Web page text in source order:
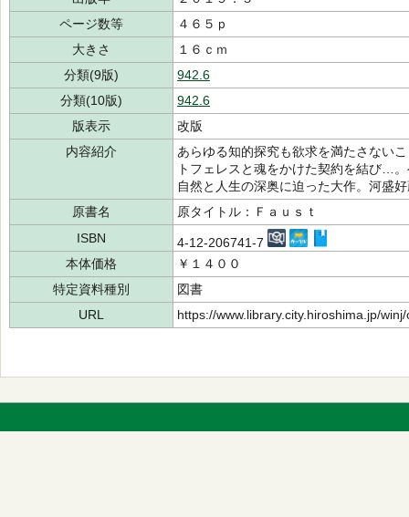
ページ数等
４６５ｐ
大きさ
１６ｃｍ
分類(9版)
942.6
分類(10版)
942.6
版表示
改版
内容紹介
あらゆる知的探究も欲求を満たさない
トフェレスと魂をかけた契約を結び…
自然と人生の深奥に迫った大作。河盛
原書名
原タイトル：Ｆａｕｓｔ
ISBN
4-12-206741-7
本体価格
￥１４００
特定資料種別
図書
URL
https://www.library.city.hiroshima.jp/